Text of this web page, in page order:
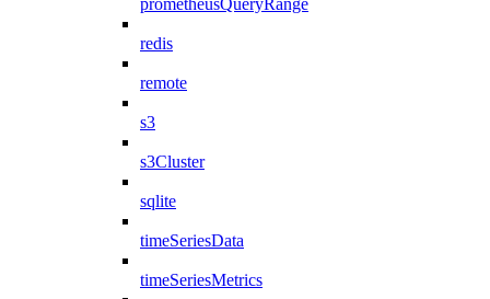
redis
remote
s3
s3Cluster
sqlite
timeSeriesData
timeSeriesMetrics